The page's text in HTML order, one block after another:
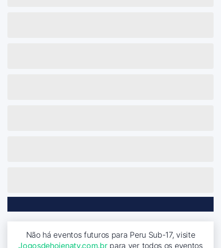
Não há eventos futuros para Peru Sub-17, visite
Jogosdehojenatv.com.brpara ver todos os eventos